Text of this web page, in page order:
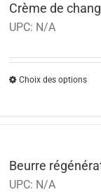
Crème de
UPC: N/A
Choix des options
Beurre
UPC: N/A